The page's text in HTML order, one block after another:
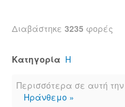
Διαβάστηκε 3235 φορές
Κατηγορία Η
Περισσότερα σε αυτή
Ηράνθεμο »